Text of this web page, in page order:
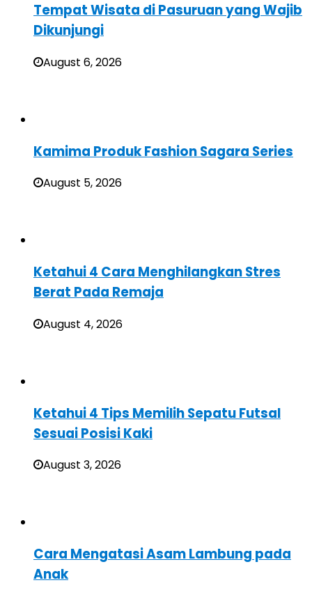
Tempat Wisata di Pasuruan yang Wajib
Dikunjungi
August 6, 2026
Kamima Produk Fashion Sagara Series
August 5, 2026
Ketahui 4 Cara Menghilangkan Stres
Berat Pada Remaja
August 4, 2026
Ketahui 4 Tips Memilih Sepatu Futsal
Sesuai Posisi Kaki
August 3, 2026
Cara Mengatasi Asam Lambung pada
Anak